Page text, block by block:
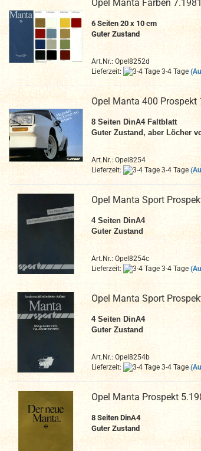
Opel Manta Farben 7.1981
6Seiten 20 x 10 cm
Guter Zustand
Art.Nr.: Opel8252d
Lieferzeit:
3-4 Tage
Opel Manta 400 Prospekt
8 Seiten DinA4 Faltblatt
Guter Zustand, aber Löcher
Art.Nr.: Opel8254
Lieferzeit:
3-4 Tage
Opel Manta Sport
4 Seiten DinA4
Guter Zustand
Art.Nr.: Opel8254c
Lieferzeit:
3-4 Tage
Opel Manta Sport
4 Seiten DinA4
Guter Zustand
Art.Nr.: Opel8254b
Lieferzeit:
3-4 Tage
Opel Manta Prospekt
8 Seiten DinA4
Guter Zustand